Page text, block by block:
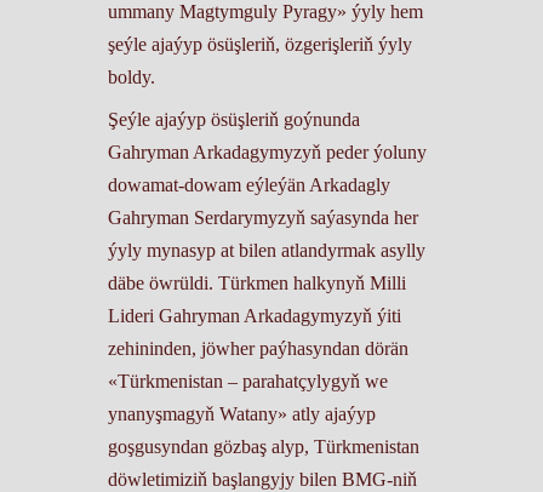
ummany Magtymguly Pyragy» ýyly hem
şeýle ajaýyp ösüşleriň, özgerişleriň ýyly
boldy.
Şeýle ajaýyp ösüşleriň goýnunda
Gahryman Arkadagymyzyň peder ýoluny
dowamat-dowam eýleýän Arkadagly
Gahryman Serdarymyzyň saýasynda her
ýyly mynasyp at bilen atlandyrmak asylly
däbe öwrüldi. Türkmen halkynyň Milli
Lideri Gahryman Arkadagymyzyň ýiti
zehininden, jöwher paýhasyndan dörän
«Türkmenistan – parahatçylygyň we
ynanyşmagyň Watany» atly ajaýyp
goşgusyndan gözbaş alyp, Türkmenistan
döwletimiziň başlangyjy bilen BMG-niň